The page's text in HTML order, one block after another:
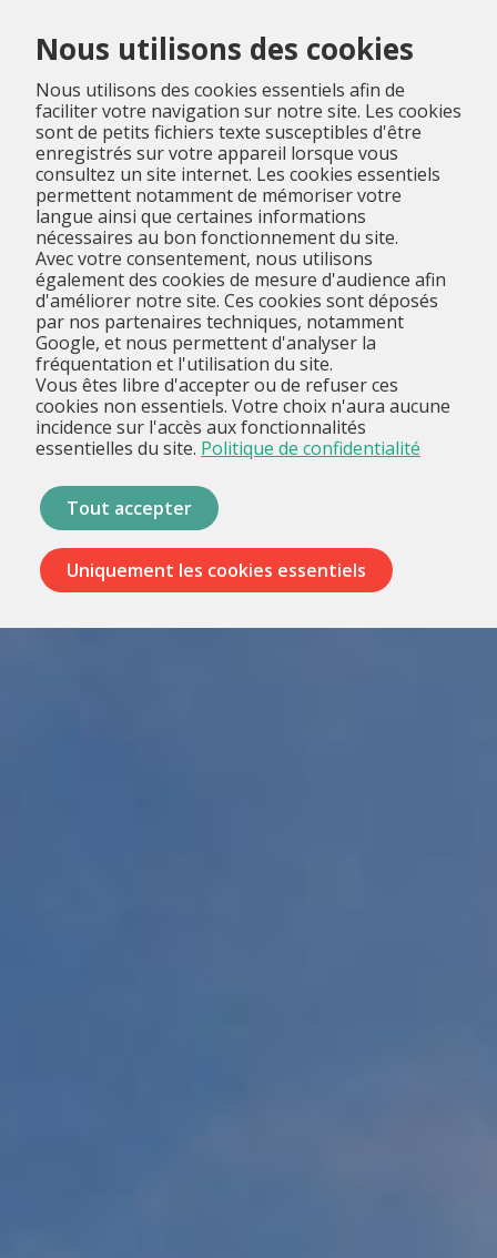
Nous utilisons des cookies
Nous utilisons des cookies essentiels afin de
faciliter votre navigation sur notre site. Les cookies
sont de petits fichiers texte susceptibles d'être
enregistrés sur votre appareil lorsque vous
consultez un site internet. Les cookies essentiels
permettent notamment de mémoriser votre
langue ainsi que certaines informations
nécessaires au bon fonctionnement du site.
Avec votre consentement, nous utilisons
également des cookies de mesure d'audience afin
d'améliorer notre site. Ces cookies sont déposés
par nos partenaires techniques, notamment
Google, et nous permettent d'analyser la
fréquentation et l'utilisation du site.
Vous êtes libre d'accepter ou de refuser ces
cookies non essentiels. Votre choix n'aura aucune
incidence sur l'accès aux fonctionnalités
essentielles du site. Politique de confidentialité
Tout accepter
Uniquement les cookies essentiels
Menu